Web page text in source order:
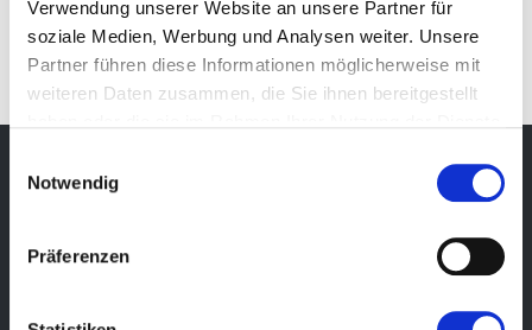
Verwendung unserer Website an unsere Partner für
soziale Medien, Werbung und Analysen weiter. Unsere
Partner führen diese Informationen möglicherweise mit
weiteren Daten zusammen, die Sie ihnen bereitgestellt
Notwendig
Präferenzen
IT
Bleibe über unsere Events immer up-to-date, erhalte